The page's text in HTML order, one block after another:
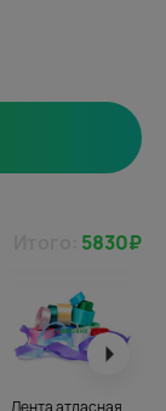
5830₽
Лента атласная